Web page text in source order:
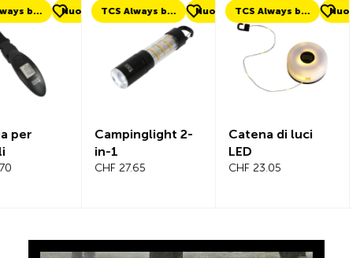
TCS Always by my side Nuovo
Campinglight 2-
TCS Always by my side Nuovo
Catena di luci
Nuovo
Beeline